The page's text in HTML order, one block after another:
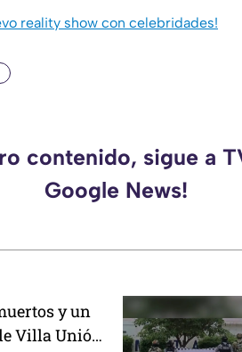
reality show con celebridades!
contenido, sigue a
Google News!
y un
Villa Unión,